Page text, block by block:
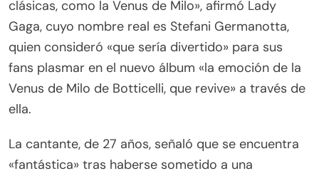
clásicas, como la Venus de Milo», afirmó Lady
Gaga, cuyo nombre real es Stefani Germanotta,
quien consideró «que sería divertido» para sus
fans plasmar en el nuevo álbum «la emoción de la
Venus de Milo de Botticelli, que revive» a través de
ella.
La cantante, de 27 años, señaló que se encuentra
«fantástica» tras haberse sometido a una